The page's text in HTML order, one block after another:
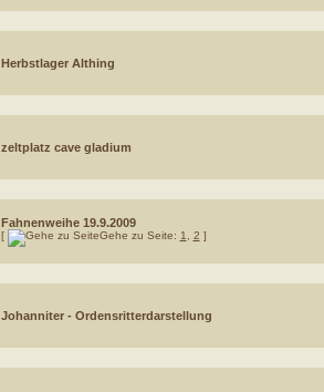
Herbstlager Althing
zeltplatz cave gladium
Fahnenweihe 19.9.2009
[ Gehe zu Seite: 1 2 ]
Johanniter - Ordensritterdarstellung